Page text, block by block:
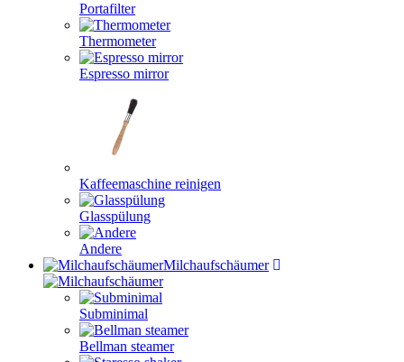
Portafilter
Thermometer
Espresso mirror
Kaffeemaschine reinigen
Glasspülung
Andere
Milchaufschäumer
Subminimal
Bellman steamer